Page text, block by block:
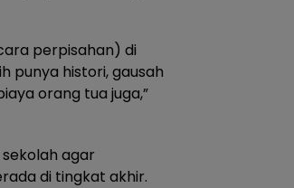
perpisahan) di
punya histori, gausah
orang tua juga,”
agar
di tingkat akhir.